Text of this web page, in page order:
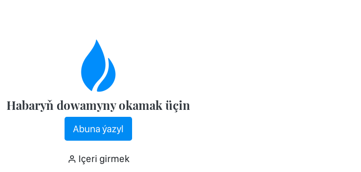
Habaryň dowamyny okamak üçin
Abuna ýazyl
Içeri girmek